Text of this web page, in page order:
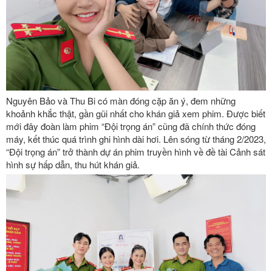
Nguyên Bảo và Thu Bi có màn đóng cặp ăn ý, đem những
khoảnh khắc thật, gần gũi nhất cho khán giả xem phim. Được biết
mới đây đoàn làm phim “Đội trọng án” cũng đã chính thức đóng
máy, kết thúc quá trình ghi hình dài hơi. Lên sóng từ tháng 2/2023,
“Đội trọng án” trở thành dự án phim truyền hình về đề tài Cảnh sát
hình sự hấp dẫn, thu hút khán giả.